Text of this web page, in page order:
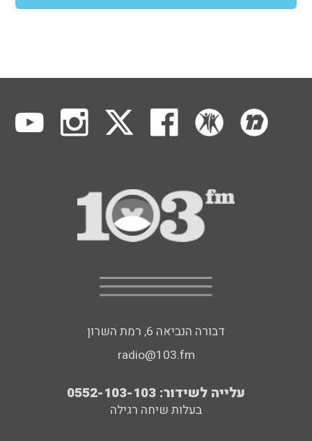
דבורה הנביאה 6, רמת השרון
radio@103.fm
עלייה לשידור: 0552-103-103
בעלות שיחה רגילה